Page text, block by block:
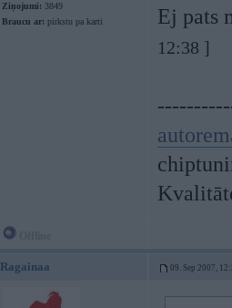
Ziņojumi: 3849
Braucu ar: pirkstu pa karti
Ej pats
12:38 ]
Ragainaa 09. Sep 2007,